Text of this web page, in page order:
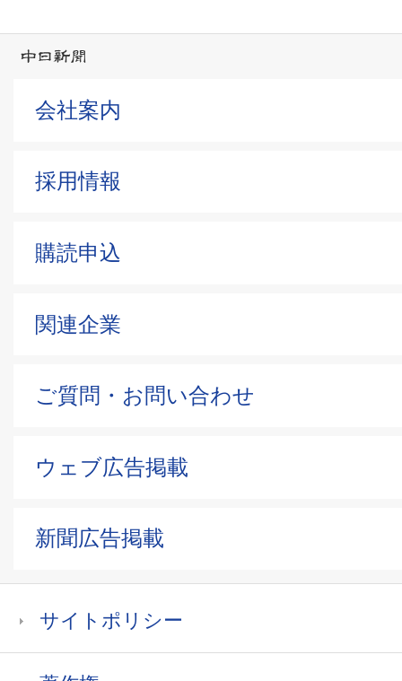
会社案内
採用情報
購読申込
関連企業
ご質問・お問い合わせ
ウェブ広告掲載
新聞広告掲載
サイトポリシー